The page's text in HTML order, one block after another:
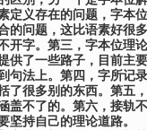
定义存在的问题，字本
的问题，这比语素好很
开字。第三，字本位理
供了一些路子，目前主
句法上。第四，字所记
了很多别的东西。第五
盖不了的。第六，接轨
坚持自己的理论道路。